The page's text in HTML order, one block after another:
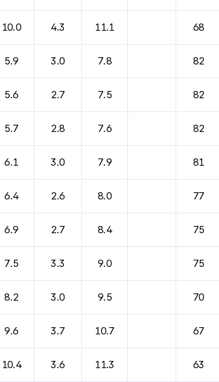
10.0 4.3 11.1 68
5.9 3.0 7.8 82
5.6 2.7 7.5 82
5.7 2.8 7.6 82
6.1 3.0 7.9 81
6.4 2.6 8.0 77
6.9 2.7 8.4 75
7.5 3.3 9.0 75
8.2 3.0 9.5 70
9.6 3.7 10.7 67
10.4 3.6 11.3 63